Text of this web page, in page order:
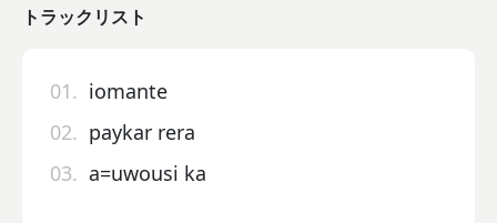
トラックリスト
01. iomante
02. paykar rera
03. a=uwousi ka